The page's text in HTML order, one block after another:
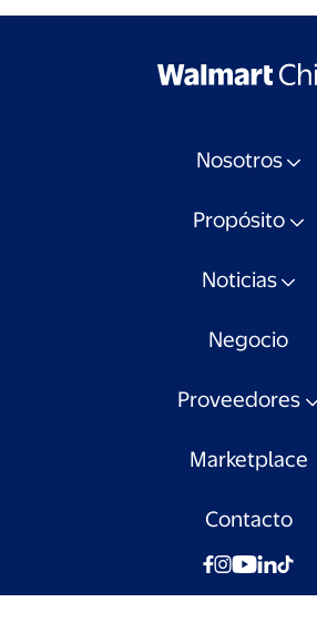
Nosotros
Propósito
Noticias
Negocio
Proveedores
Marketplace
Contacto